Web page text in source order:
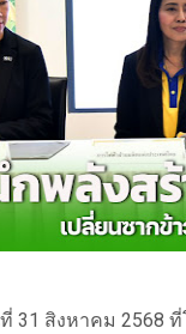
31 สิงหาคม 2568 ที่